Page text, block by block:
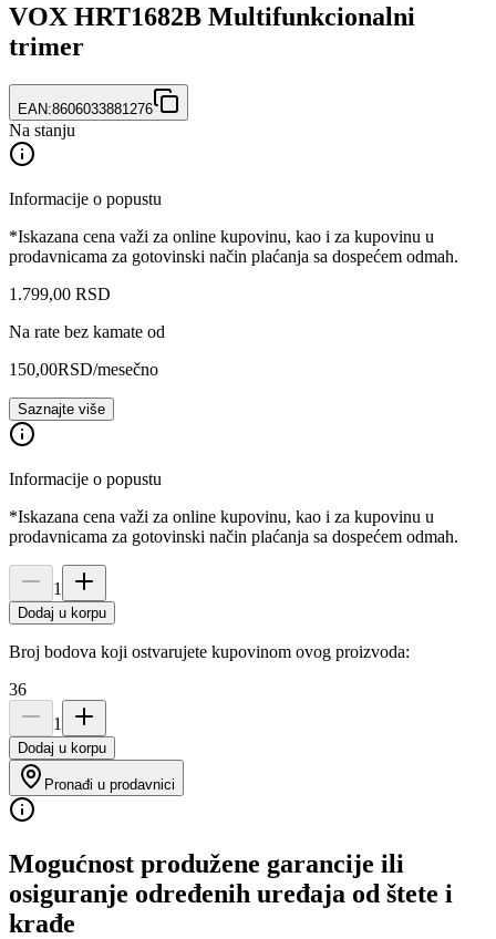
VOX HRT1682B Multifunkcionalni
trimer
EAN:8606033881276
Na stanju
Informacije o popustu
*Iskazana cena važi za online kupovinu, kao i za kupovinu u
prodavnicama za gotovinski način plaćanja sa dospećem odmah.
1.799,00 RSD
Na rate bez kamate od
150,00RSD/mesečno
Saznajte više
Informacije o popustu
*Iskazana cena važi za online kupovinu, kao i za kupovinu u
prodavnicama za gotovinski način plaćanja sa dospećem odmah.
1
Dodaj u korpu
Broj bodova koji ostvarujete kupovinom ovog proizvoda:
36
1
Dodaj u korpu
Pronađi u prodavnici
Mogućnost produžene garancije ili
osiguranje određenih uređaja od štete i
krađe